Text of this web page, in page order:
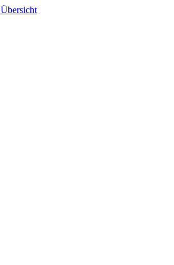
Übersicht